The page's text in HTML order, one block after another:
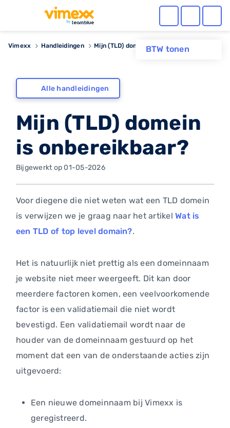
BTW tonen
Vimexx Handleidingen Mijn (TLD) domein is onbereikbaar?
Alle handleidingen
Mijn (TLD) domein
is onbereikbaar?
Bijgewerkt op 01-05-2026
Voor diegene die niet weten wat een TLD domein
is verwijzen we je graag naar het artikelWat is
een TLD of top level domain?.
Het is natuurlijk niet prettig als een domeinnaam
je website niet meer weergeeft. Dit kan door
meerdere factoren komen, een veelvoorkomende
factor is een validatiemail die niet wordt
bevestigd. Een validatiemail wordt naar de
houder van de domeinnaam gestuurd op het
moment dat een van de onderstaande acties zijn
uitgevoerd:
Een nieuwe domeinnaam bij Vimexx is
geregistreerd.